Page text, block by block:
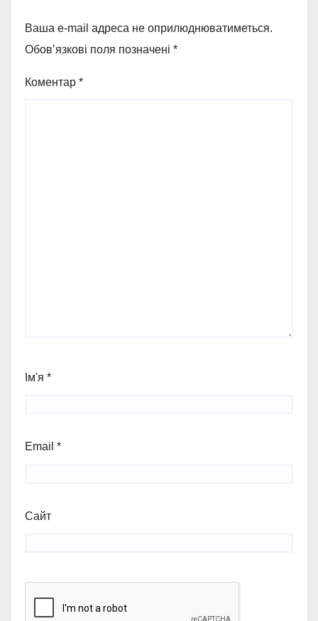
Ваша e-mail адреса не оприлюднюватиметься.
Обов’язкові поля позначені *
Коментар *
Ім'я *
Email *
Сайт